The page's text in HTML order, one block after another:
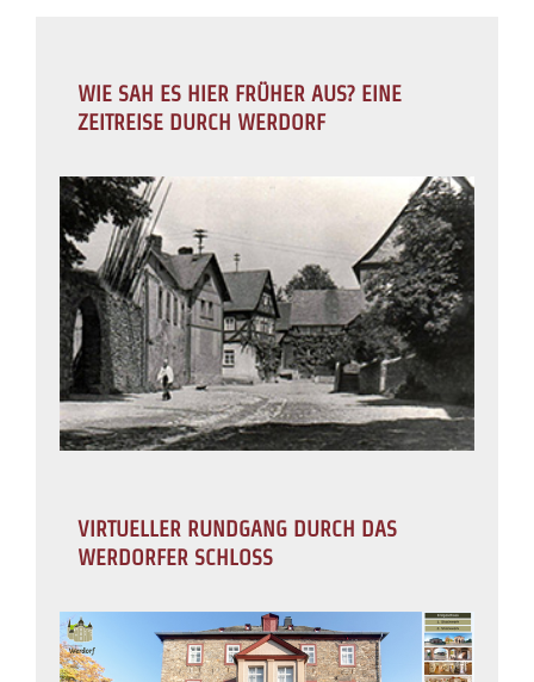
WIE SAH ES HIER FRÜHER AUS? EINE
ZEITREISE DURCH WERDORF
VIRTUELLER RUNDGANG DURCH DAS
WERDORFER SCHLOSS